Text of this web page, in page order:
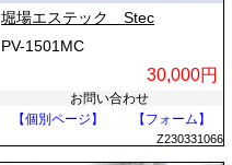
堀場エステック Stec
PV-1501MC
30,000円
お問い合わせ
【個別ページ】
【フォーム】
Z230331066